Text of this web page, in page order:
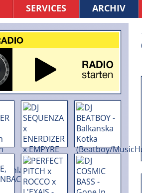
SERVICES ARCHIV